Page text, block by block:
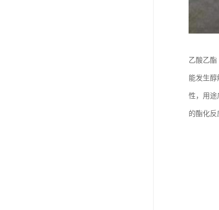
乙酸乙酯
能发生
性，用途
的酯化反